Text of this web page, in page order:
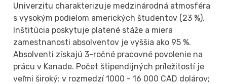
Univerzitu charakterizuje medzinárodná atmosféra
s vysokým podielom amerických študentov (23 %).
Inštitúcia poskytuje platené stáže a miera
zamestnanosti absolventov je vyššia ako 95 %.
Absolventi získajú 3-ročné pracovné povolenie na
prácu v Kanade. Počet štipendijných príležitostí je
veľmi široký: v rozmedzí 1000 - 16 000 CAD dolárov;